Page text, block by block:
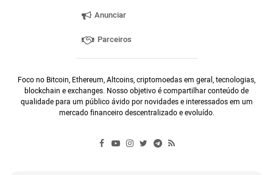
Anunciar
Parceiros
Foco no Bitcoin, Ethereum, Altcoins, criptomoedas em geral, tecnologias,
blockchain e exchanges. Nosso objetivo é compartilhar conteúdo de
qualidade para um público ávido por novidades e interessados em um
mercado financeiro descentralizado e evoluído.